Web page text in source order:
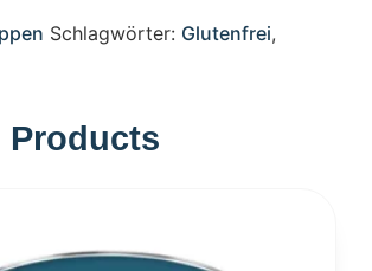
Schlagwörter: Glutenfrei,